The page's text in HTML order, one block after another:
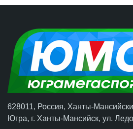
628011, Россия, Ханты-
Югра, г. Ханты-Мансийск, ул.